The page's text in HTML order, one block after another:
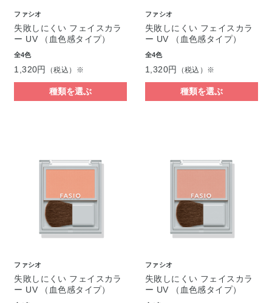
ファシオ
失敗しにくい フェイスカラ
ー UV （血色感タイプ）
全4色
1,320円 （税込）※
種類を選ぶ
ファシオ
失敗しにくい フェイスカラ
ー UV （血色感タイプ）
全4色
1,320円 （税込）※
種類を選ぶ
ファシオ
失敗しにくい フェイスカラ
ー UV （血色感タイプ）
ファシオ
失敗しにくい フェイスカラ
ー UV （血色感タイプ）